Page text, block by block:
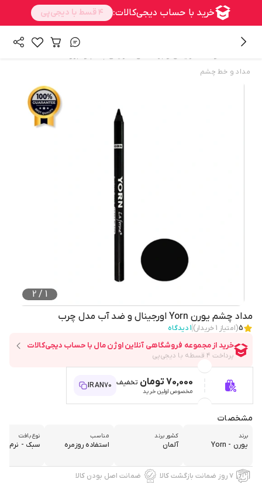
مداد و خط چشم
1
/
2
مداد چشم یورن Yorn اورجینال و ضد آب مدل چرب
5(امتیاز 1خریدار) 1دیدگاه
70,000 تومان تخفیف
مخصوص اولین خرید
IRAN70
مشخصات
برند
یورن - Yorn
کشور برند
آلمان
مناسب
استفاده روزمره
نوع بافت
سبک - نرم و
۷ روز ضمانت بازگشت کالا ضمانت اصل بودن کالا